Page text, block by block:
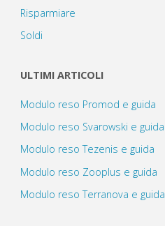
Risparmiare
Soldi
ULTIMI ARTICOLI
Modulo reso Promod e guida
Modulo reso Svarowski e guida
Modulo reso Tezenis e guida
Modulo reso Zooplus e guida
Modulo reso Terranova e guida